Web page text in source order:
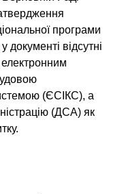
програми
документі відсутні
(ЄСІКС), а
(ДСА) як